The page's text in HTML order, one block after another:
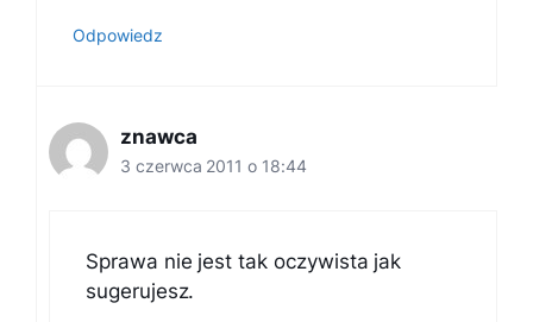
Odpowiedz
znawca
3 czerwca 2011 o 18:44
Sprawa nie jest tak oczywista jak
sugerujesz.